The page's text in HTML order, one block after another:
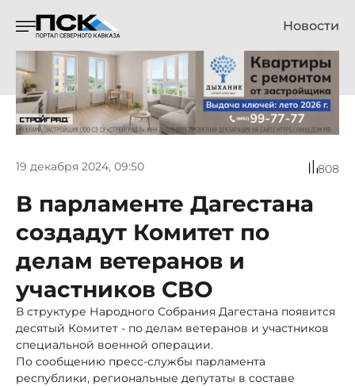
Новости
19 декабря 2024, 09:50 808
В парламенте Дагестана
создадут Комитет по
делам ветеранов и
участников СВО
В структуре Народного Собрания Дагестана появится
десятый Комитет - по делам ветеранов и участников
специальной военной операции.
По сообщению пресс-службы парламента
республики, региональные депутаты в составе